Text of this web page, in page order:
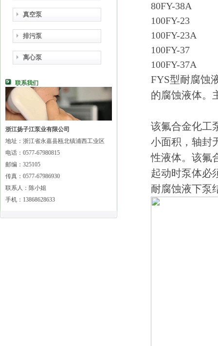
真空泵
排污泵
离心泵
联系我们
浙江扬子江泵业有限公司
地址：浙江省永嘉县瓯北镇浦西工业区
电话：0577-67980815
邮编：325105
传真：0577-67986930
联系人：陈小姐
手机：13868628633
80FY-38A
100FY-23
100FY-23A
100FY-37
100FY-37A
FYS型耐腐蚀
的腐蚀液体。
该氟合金化工
小面积，轴封
性液体。该氟
起动时泵体必
耐腐蚀液下泵